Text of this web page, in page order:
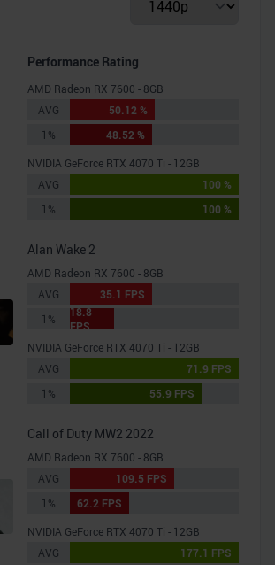
Performance Rating
AMD Radeon RX 7600 - 8GB
AVG
50.12 %
1%
48.52 %
NVIDIA GeForce RTX 4070 Ti - 12GB
AVG
100 %
1%
100 %
Alan Wake 2
AMD Radeon RX 7600 - 8GB
AVG
35.1 FPS
1%
18.8
FPS
NVIDIA GeForce RTX 4070 Ti - 12GB
AVG
71.9 FPS
1%
55.9 FPS
Call of Duty MW2 2022
AMD Radeon RX 7600 - 8GB
AVG
109.5 FPS
1%
62.2 FPS
NVIDIA GeForce RTX 4070 Ti - 12GB
AVG
177.1 FPS